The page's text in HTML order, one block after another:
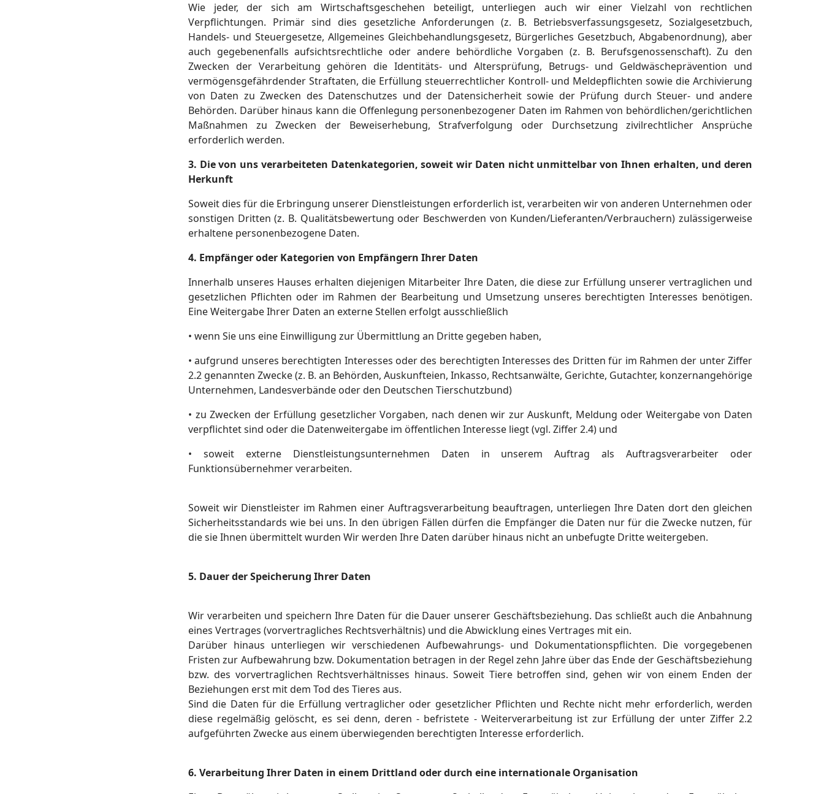
Wie jeder, der sich am Wirtschaftsgeschehen beteiligt, unterliegen auch wir einer Vielzahl von rechtlichen
Verpflichtungen. Primär sind dies gesetzliche Anforderungen (z. B. Betriebsverfassungsgesetz, Sozialgesetzbuch,
Handels- und Steuergesetze, Allgemeines Gleichbehandlungsgesetz, Bürgerliches Gesetzbuch, Abgabenordnung), aber
auch gegebenenfalls aufsichtsrechtliche oder andere behördliche Vorgaben (z. B. Berufsgenossenschaft). Zu den
Zwecken der Verarbeitung gehören die Identitäts- und Altersprüfung, Betrugs- und Geldwäscheprävention und
vermögensgefährdender Straftaten, die Erfüllung steuerrechtlicher Kontroll- und Meldepflichten sowie die Archivierung
von Daten zu Zwecken des Datenschutzes und der Datensicherheit sowie der Prüfung durch Steuer- und andere
Behörden. Darüber hinaus kann die Offenlegung personenbezogener Daten im Rahmen von behördlichen/gerichtlichen
Maßnahmen zu Zwecken der Beweiserhebung, Strafverfolgung oder Durchsetzung zivilrechtlicher Ansprüche
erforderlich werden.
3. Die von uns verarbeiteten Datenkategorien, soweit wir Daten nicht unmittelbar von Ihnen erhalten, und deren
Herkunft
Soweit dies für die Erbringung unserer Dienstleistungen erforderlich ist, verarbeiten wir von anderen Unternehmen oder
sonstigen Dritten (z. B. Qualitätsbewertung oder Beschwerden von Kunden/Lieferanten/Verbrauchern) zulässigerweise
erhaltene personenbezogene Daten.
4. Empfänger oder Kategorien von Empfängern Ihrer Daten
Innerhalb unseres Hauses erhalten diejenigen Mitarbeiter Ihre Daten, die diese zur Erfüllung unserer vertraglichen und
gesetzlichen Pflichten oder im Rahmen der Bearbeitung und Umsetzung unseres berechtigten Interesses benötigen.
Eine Weitergabe Ihrer Daten an externe Stellen erfolgt ausschließlich
• wenn Sie uns eine Einwilligung zur Übermittlung an Dritte gegeben haben,
• aufgrund unseres berechtigten Interesses oder des berechtigten Interesses des Dritten für im Rahmen der unter Ziffer
2.2 genannten Zwecke (z. B. an Behörden, Auskunfteien, Inkasso, Rechtsanwälte, Gerichte, Gutachter, konzernangehörige
Unternehmen, Landesverbände oder den Deutschen Tierschutzbund)
• zu Zwecken der Erfüllung gesetzlicher Vorgaben, nach denen wir zur Auskunft, Meldung oder Weitergabe von Daten
verpflichtet sind oder die Datenweitergabe im öffentlichen Interesse liegt (vgl. Ziffer 2.4) und
• soweit externe Dienstleistungsunternehmen Daten in unserem Auftrag als Auftragsverarbeiter oder
Funktionsübernehmer verarbeiten.
Soweit wir Dienstleister im Rahmen einer Auftragsverarbeitung beauftragen, unterliegen Ihre Daten dort den gleichen
Sicherheitsstandards wie bei uns. In den übrigen Fällen dürfen die Empfänger die Daten nur für die Zwecke nutzen, für
die sie Ihnen übermittelt wurden Wir werden Ihre Daten darüber hinaus nicht an unbefugte Dritte weitergeben.
5. Dauer der Speicherung Ihrer Daten
Wir verarbeiten und speichern Ihre Daten für die Dauer unserer Geschäftsbeziehung. Das schließt auch die Anbahnung
eines Vertrages (vorvertragliches Rechtsverhältnis) und die Abwicklung eines Vertrages mit ein.
Darüber hinaus unterliegen wir verschiedenen Aufbewahrungs- und Dokumentationspflichten. Die vorgegebenen
Fristen zur Aufbewahrung bzw. Dokumentation betragen in der Regel zehn Jahre über das Ende der Geschäftsbeziehung
bzw. des vorvertraglichen Rechtsverhältnisses hinaus. Soweit Tiere betroffen sind, gehen wir von einem Enden der
Beziehungen erst mit dem Tod des Tieres aus.
Sind die Daten für die Erfüllung vertraglicher oder gesetzlicher Pflichten und Rechte nicht mehr erforderlich, werden
diese regelmäßig gelöscht, es sei denn, deren - befristete - Weiterverarbeitung ist zur Erfüllung der unter Ziffer 2.2
aufgeführten Zwecke aus einem überwiegenden berechtigten Interesse erforderlich.
6. Verarbeitung Ihrer Daten in einem Drittland oder durch eine internationale Organisation